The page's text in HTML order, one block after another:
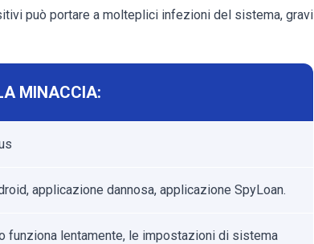
può portare a molteplici infezioni del sistema, gravi
MINACCIA:
applicazione dannosa, applicazione SpyLoan.
funziona lentamente, le impostazioni di sistema